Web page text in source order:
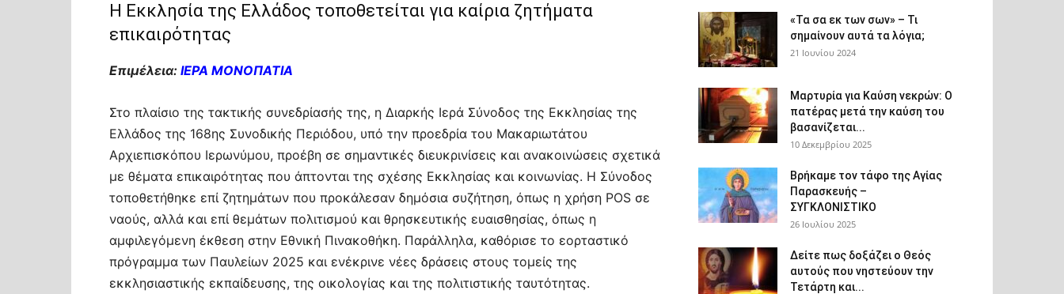
Η Εκκλησία της Ελλάδος τοποθετείται για καίρια ζητήματα
επικαιρότητας
Επιμέλεια: ΙΕΡΑ ΜΟΝΟΠΑΤΙΑ
Στο πλαίσιο της τακτικής συνεδρίασής της, η Διαρκής Ιερά Σύνοδος της Εκκλησίας της
Ελλάδος της 168ης Συνοδικής Περιόδου, υπό την προεδρία του Μακαριωτάτου
Αρχιεπισκόπου Ιερωνύμου, προέβη σε σημαντικές διευκρινίσεις και ανακοινώσεις σχετικά
με θέματα επικαιρότητας που άπτονται της σχέσης Εκκλησίας και κοινωνίας. Η Σύνοδος
τοποθετήθηκε επί ζητημάτων που προκάλεσαν δημόσια συζήτηση, όπως η χρήση POS σε
ναούς, αλλά και επί θεμάτων πολιτισμού και θρησκευτικής ευαισθησίας, όπως η
αμφιλεγόμενη έκθεση στην Εθνική Πινακοθήκη. Παράλληλα, καθόρισε το εορταστικό
πρόγραμμα των Παυλείων 2025 και ενέκρινε νέες δράσεις στους τομείς της
εκκλησιαστικής εκπαίδευσης, της οικολογίας και της πολιτιστικής ταυτότητας.
«Τα σα εκ των σων» – Τι
σημαίνουν αυτά τα λόγια;
21 Ιουνίου 2024
Μαρτυρία για Καύση νεκρών: Ο
πατέρας μετά την καύση του
βασανίζεται...
10 Δεκεμβρίου 2025
Βρήκαμε τον τάφο της Αγίας
Παρασκευής –
ΣΥΓΚΛΟΝΙΣΤΙΚΟ
26 Ιουλίου 2025
Δείτε πως δοξάζει ο Θεός
αυτούς που νηστεύουν την
Τετάρτη και...